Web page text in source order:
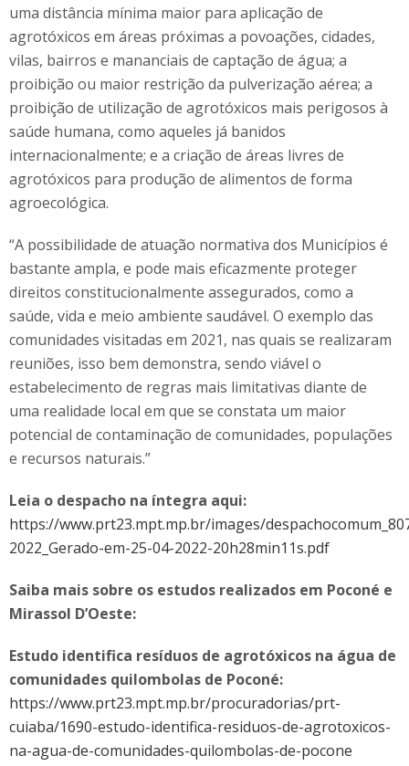
uma distância mínima maior para aplicação de
agrotóxicos em áreas próximas a povoações, cidades,
vilas, bairros e mananciais de captação de água; a
proibição ou maior restrição da pulverização aérea; a
proibição de utilização de agrotóxicos mais perigosos à
saúde humana, como aqueles já banidos
internacionalmente; e a criação de áreas livres de
agrotóxicos para produção de alimentos de forma
agroecológica.
“A possibilidade de atuação normativa dos Municípios é
bastante ampla, e pode mais eficazmente proteger
direitos constitucionalmente assegurados, como a
saúde, vida e meio ambiente saudável. O exemplo das
comunidades visitadas em 2021, nas quais se realizaram
reuniões, isso bem demonstra, sendo viável o
estabelecimento de regras mais limitativas diante de
uma realidade local em que se constata um maior
potencial de contaminação de comunidades, populações
e recursos naturais.”
Leia o despacho na íntegra aqui:
https://www.prt23.mpt.mp.br/images/
2022_Gerado-em-25-04-2022-20h28min11s.pdf
Saiba mais sobre os estudos realizados em Poconé e
Mirassol D’Oeste:
Estudo identifica resíduos de agrotóxicos na água de
comunidades quilombolas de Poconé:
https://www.prt23.mpt.mp.br/procuradorias/prt-
cuiaba/1690-estudo-identifica-residuos-de-agrotoxicos-
na-agua-de-comunidades-quilombolas-de-pocone